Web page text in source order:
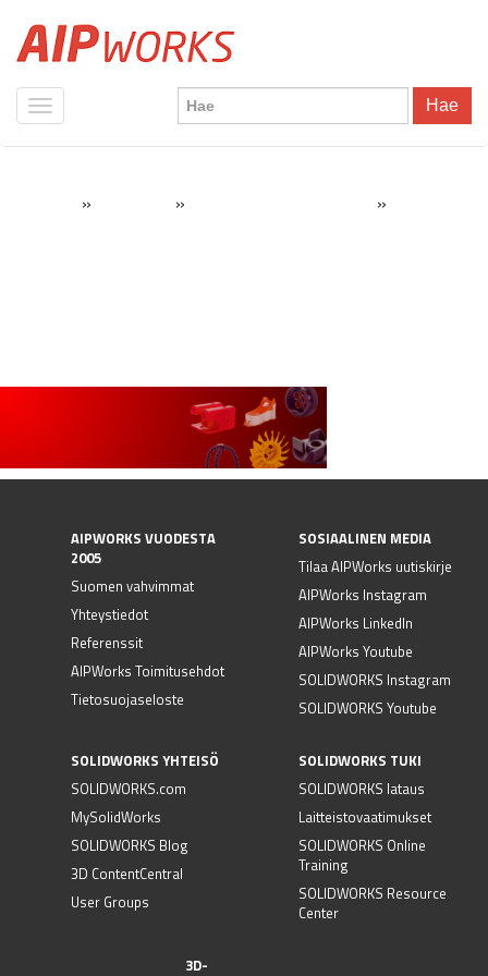
Hae
» » »
AIPWORKS VUODESTA
2005
Suomen vahvimmat
Yhteystiedot
Referenssit
AIPWorks Toimitusehdot
Tietosuojaseloste
SOSIAALINEN MEDIA
Tilaa AIPWorks uutiskirje
AIPWorks Instagram
AIPWorks LinkedIn
AIPWorks Youtube
SOLIDWORKS Instagram
SOLIDWORKS Youtube
SOLIDWORKS YHTEISÖ
SOLIDWORKS.com
MySolidWorks
SOLIDWORKS Blog
3D ContentCentral
User Groups
SOLIDWORKS TUKI
SOLIDWORKS lataus
Laitteistovaatimukset
SOLIDWORKS Online
Training
SOLIDWORKS Resource
Center
3D-